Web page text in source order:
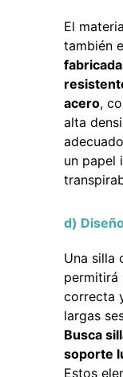
El
también
acero,
alta
un papel
d)
Una silla
permitirá
correcta
largas
Busca
soporte
Estos